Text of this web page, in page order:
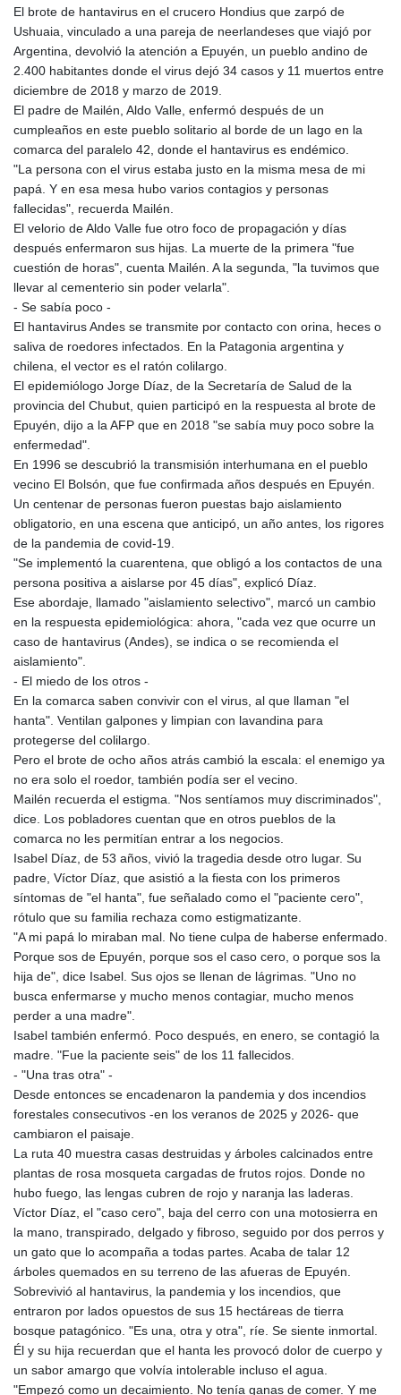
El brote de hantavirus en el crucero Hondius que zarpó de
Ushuaia, vinculado a una pareja de neerlandeses que viajó por
Argentina, devolvió la atención a Epuyén, un pueblo andino de
2.400 habitantes donde el virus dejó 34 casos y 11 muertos entre
diciembre de 2018 y marzo de 2019.
El padre de Mailén, Aldo Valle, enfermó después de un
cumpleaños en este pueblo solitario al borde de un lago en la
comarca del paralelo 42, donde el hantavirus es endémico.
"La persona con el virus estaba justo en la misma mesa de mi
papá. Y en esa mesa hubo varios contagios y personas
fallecidas", recuerda Mailén.
El velorio de Aldo Valle fue otro foco de propagación y días
después enfermaron sus hijas. La muerte de la primera "fue
cuestión de horas", cuenta Mailén. A la segunda, "la tuvimos que
llevar al cementerio sin poder velarla".
- Se sabía poco -
El hantavirus Andes se transmite por contacto con orina, heces o
saliva de roedores infectados. En la Patagonia argentina y
chilena, el vector es el ratón colilargo.
El epidemiólogo Jorge Díaz, de la Secretaría de Salud de la
provincia del Chubut, quien participó en la respuesta al brote de
Epuyén, dijo a la AFP que en 2018 "se sabía muy poco sobre la
enfermedad".
En 1996 se descubrió la transmisión interhumana en el pueblo
vecino El Bolsón, que fue confirmada años después en Epuyén.
Un centenar de personas fueron puestas bajo aislamiento
obligatorio, en una escena que anticipó, un año antes, los rigores
de la pandemia de covid-19.
"Se implementó la cuarentena, que obligó a los contactos de una
persona positiva a aislarse por 45 días", explicó Díaz.
Ese abordaje, llamado "aislamiento selectivo", marcó un cambio
en la respuesta epidemiológica: ahora, "cada vez que ocurre un
caso de hantavirus (Andes), se indica o se recomienda el
aislamiento".
- El miedo de los otros -
En la comarca saben convivir con el virus, al que llaman "el
hanta". Ventilan galpones y limpian con lavandina para
protegerse del colilargo.
Pero el brote de ocho años atrás cambió la escala: el enemigo ya
no era solo el roedor, también podía ser el vecino.
Mailén recuerda el estigma. "Nos sentíamos muy discriminados",
dice. Los pobladores cuentan que en otros pueblos de la
comarca no les permitían entrar a los negocios.
Isabel Díaz, de 53 años, vivió la tragedia desde otro lugar. Su
padre, Víctor Díaz, que asistió a la fiesta con los primeros
síntomas de "el hanta", fue señalado como el "paciente cero",
rótulo que su familia rechaza como estigmatizante.
"A mi papá lo miraban mal. No tiene culpa de haberse enfermado.
Porque sos de Epuyén, porque sos el caso cero, o porque sos la
hija de", dice Isabel. Sus ojos se llenan de lágrimas. "Uno no
busca enfermarse y mucho menos contagiar, mucho menos
perder a una madre".
Isabel también enfermó. Poco después, en enero, se contagió la
madre. "Fue la paciente seis" de los 11 fallecidos.
- "Una tras otra" -
Desde entonces se encadenaron la pandemia y dos incendios
forestales consecutivos -en los veranos de 2025 y 2026- que
cambiaron el paisaje.
La ruta 40 muestra casas destruidas y árboles calcinados entre
plantas de rosa mosqueta cargadas de frutos rojos. Donde no
hubo fuego, las lengas cubren de rojo y naranja las laderas.
Víctor Díaz, el "caso cero", baja del cerro con una motosierra en
la mano, transpirado, delgado y fibroso, seguido por dos perros y
un gato que lo acompaña a todas partes. Acaba de talar 12
árboles quemados en su terreno de las afueras de Epuyén.
Sobrevivió al hantavirus, la pandemia y los incendios, que
entraron por lados opuestos de sus 15 hectáreas de tierra
bosque patagónico. "Es una, otra y otra", ríe. Se siente inmortal.
Él y su hija recuerdan que el hanta les provocó dolor de cuerpo y
un sabor amargo que volvía intolerable incluso el agua.
"Empezó como un decaimiento. No tenía ganas de comer. Y me